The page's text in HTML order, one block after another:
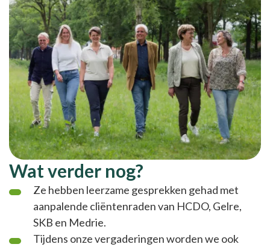
Wat verder nog?
Ze hebben leerzame gesprekken gehad met
aanpalende cliëntenraden van HCDO, Gelre,
SKB en Medrie.
Tijdens onze vergaderingen worden we ook